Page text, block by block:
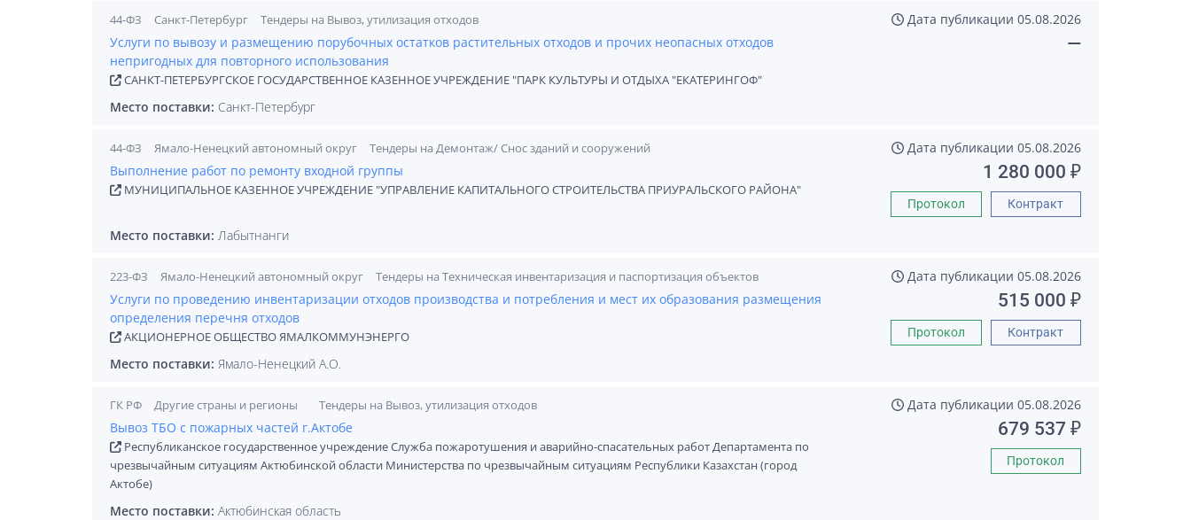
44-ФЗ Санкт-Петербург Тендеры на Вывоз, утилизация отходов Дата публикации 05.08.2026
Услуги по вывозу и размещению порубочных остатков растительных отходов и прочих неопасных отходов
непригодных для повторного использования
САНКТ-ПЕТЕРБУРГСКОЕ ГОСУДАРСТВЕННОЕ КАЗЕННОЕ УЧРЕЖДЕНИЕ "ПАРК КУЛЬТУРЫ И ОТДЫХА "ЕКАТЕРИНГОФ"
—
Место поставки: Санкт-Петербург
44-ФЗ Ямало-Ненецкий автономный округ Тендеры на Демонтаж/ Снос зданий и сооружений Дата публикации 05.08.2026
Выполнение работ по ремонту входной группы
МУНИЦИПАЛЬНОЕ КАЗЕННОЕ УЧРЕЖДЕНИЕ "УПРАВЛЕНИЕ КАПИТАЛЬНОГО СТРОИТЕЛЬСТВА ПРИУРАЛЬСКОГО РАЙОНА"
1 280 000 ₽
Протокол Контракт
Место поставки: Лабытнанги
223-ФЗ Ямало-Ненецкий автономный округ Тендеры на Техническая инвентаризация и паспортизация объектов Дата публикации 05.08.2026
Услуги по проведению инвентаризации отходов производства и потребления и мест их образования размещения
определения перечня отходов
АКЦИОНЕРНОЕ ОБЩЕСТВО ЯМАЛКОММУНЭНЕРГО
515 000 ₽
Протокол Контракт
Место поставки: Ямало-Ненецкий А.О.
ГК РФ Другие страны и регионы Тендеры на Вывоз, утилизация отходов Дата публикации 05.08.2026
Вывоз ТБО с пожарных частей г.Актобе
Республиканское государственное учреждение Служба пожаротушения и аварийно-спасательных работ Департамента по
чрезвычайным ситуациям Актюбинской области Министерства по чрезвычайным ситуациям Республики Казахстан (город
Актобе)
679 537 ₽
Протокол
Место поставки: Актюбинская область